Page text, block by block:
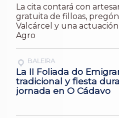
La cita contará con
gratuita de filloas,
Valcárcel y una
Agro
BALEIRA
La II Foliada do
tradicional y fiesta
jornada en O Cádavo